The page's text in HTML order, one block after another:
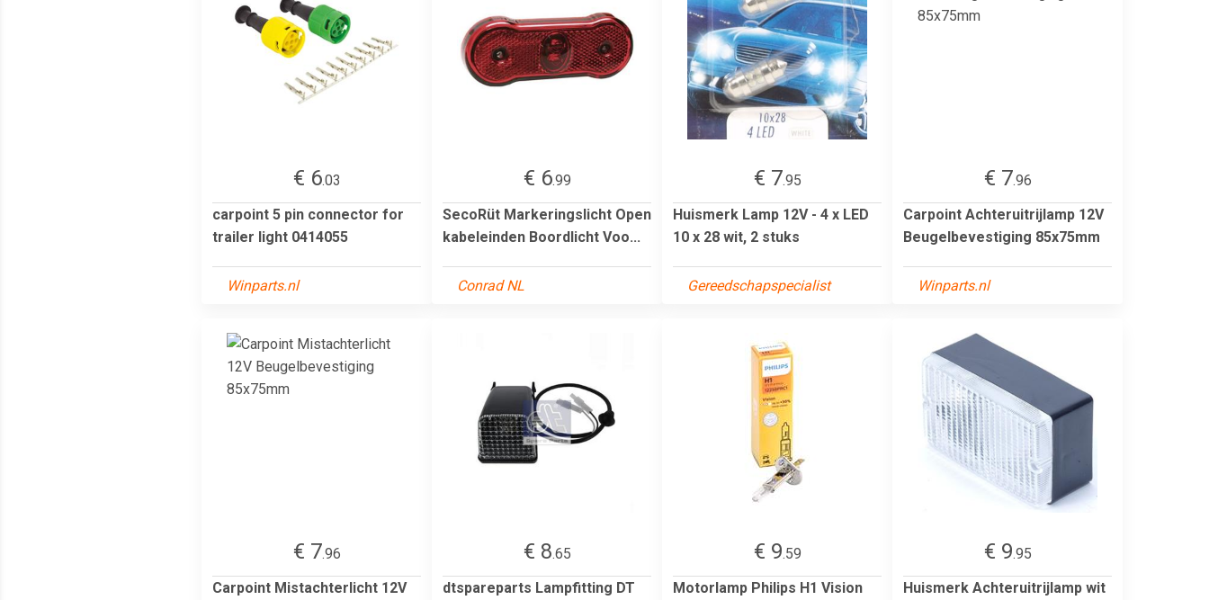
€ 6.03
carpoint 5 pin connector for
trailer light 0414055
Winparts.nl
€ 6.99
SecoRüt Markeringslicht Open
kabeleinden Boordlicht Voo...
Conrad NL
€ 7.95
Huismerk Lamp 12V - 4 x LED
10 x 28 wit, 2 stuks
Gereedschapspecialist
€ 7.96
Carpoint Achteruitrijlamp 12V
Beugelbevestiging 85x75mm
Winparts.nl
€ 7.96
Carpoint Mistachterlicht 12V
€ 8.65
dtspareparts Lampfitting DT
€ 9.59
Motorlamp Philips H1 Vision
€ 9.95
Huismerk Achteruitrijlamp wit